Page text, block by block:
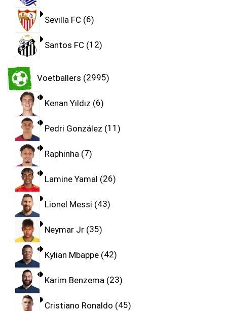
Sevilla FC 6
Santos FC 12
Voetballers 2995
Kenan Yıldız 6
Pedri González 11
Raphinha 7
Lamine Yamal 26
Lionel Messi 43
Neymar Jr 35
Kylian Mbappe 42
Karim Benzema 23
Cristiano Ronaldo 45